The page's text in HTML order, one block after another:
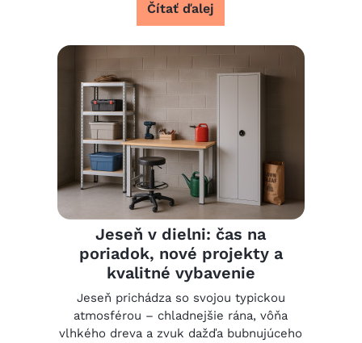
Čítať ďalej
Jeseň v dielni: čas na
poriadok, nové projekty a
kvalitné vybavenie
Jeseň prichádza so svojou typickou
atmosférou – chladnejšie rána, vôňa
vlhkého dreva a zvuk dažďa bubnujúceho